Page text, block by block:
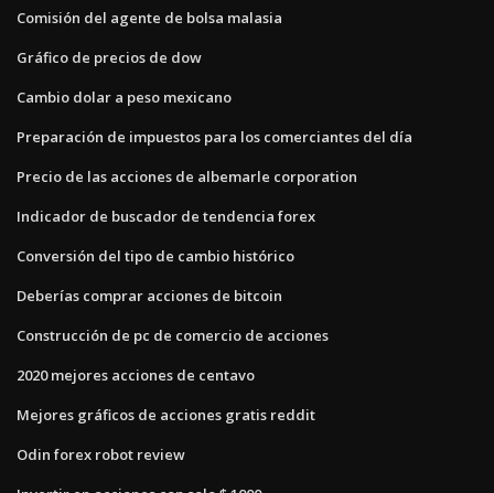
Comisión del agente de bolsa malasia
Gráfico de precios de dow
Cambio dolar a peso mexicano
Preparación de impuestos para los comerciantes del día
Precio de las acciones de albemarle corporation
Indicador de buscador de tendencia forex
Conversión del tipo de cambio histórico
Deberías comprar acciones de bitcoin
Construcción de pc de comercio de acciones
2020 mejores acciones de centavo
Mejores gráficos de acciones gratis reddit
Odin forex robot review